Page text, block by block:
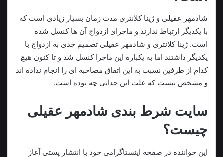
شادمهر عقیلی و ژینا کلانتری مدت زمان بسیار زیادی است که
با یکدیگر ارتباط ندارند و ماجرای ازدواج آن ها کنسل شده
است. ژینا کلانتری و شادمهر عقیلی تصميم جدی به ازدواج با
یکدیگر داشتند اما به یکباره این ماجرا کنسل شد و تا کنون هیچ
کدام از طرفین نسبت به این اتفاق مصاحبه ای را انجام نداده اند
و مشخص نیست که علت این جدایی چه بوده است.
سایت شرط بندی شادمهر عقیلی
چیست؟
این خواننده در صفحه اینستاگرامی خود با انتشار پستی آغاز